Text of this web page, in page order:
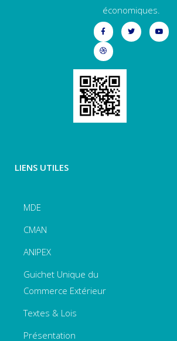
économiques.
LIENS UTILES
MDE
CMAN
ANIPEX
Guichet Unique du
Commerce Extérieur
Textes & Lois
Présentation